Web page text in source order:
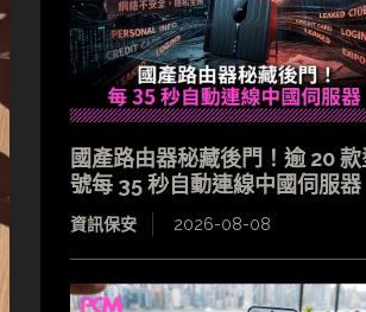
國產路由器秘藏後門！逾 20 款
號每 35 秒自動連線中國伺服器
資訊保安 2026-08-08